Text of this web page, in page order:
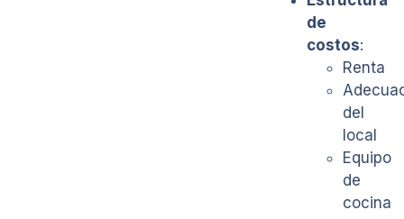
de
costos:
Renta
del
local
Equipo
de
cocina